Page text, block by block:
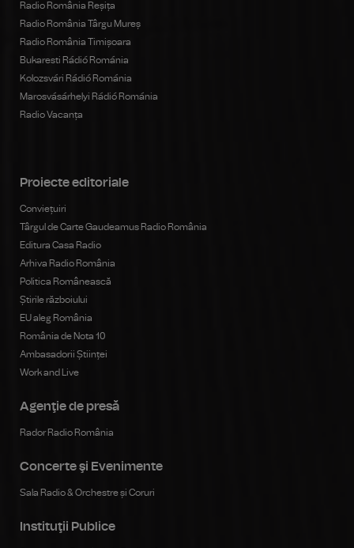
Radio România Reșița
Radio România Târgu Mureș
Radio România Timișoara
Bukaresti Rádió Románia
Kolozsvári Rádió Románia
Marosvásárhelyi Rádió Románia
Radio Vacanța
Proiecte editoriale
Conviețuiri
Târgul de Carte Gaudeamus Radio România
Editura Casa Radio
Arhiva Radio România
Politica Românească
Știrile războiului
EU aleg România
România de Nota 10
Ambasadorii Științei
Work and Live
Agenţie de presă
Rador Radio România
Concerte şi Evenimente
Sala Radio & Orchestre și Coruri
Instituţii Publice